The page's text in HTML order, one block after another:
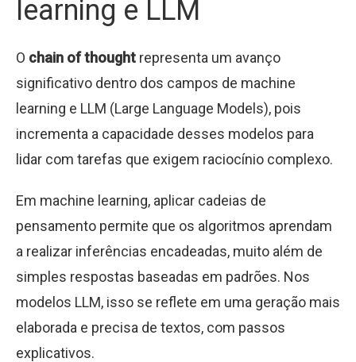
learning e LLM
O chain of thought representa um avanço
significativo dentro dos campos de machine
learning e LLM (Large Language Models), pois
incrementa a capacidade desses modelos para
lidar com tarefas que exigem raciocínio complexo.
Em machine learning, aplicar cadeias de
pensamento permite que os algoritmos aprendam
a realizar inferências encadeadas, muito além de
simples respostas baseadas em padrões. Nos
modelos LLM, isso se reflete em uma geração mais
elaborada e precisa de textos, com passos
explicativos.